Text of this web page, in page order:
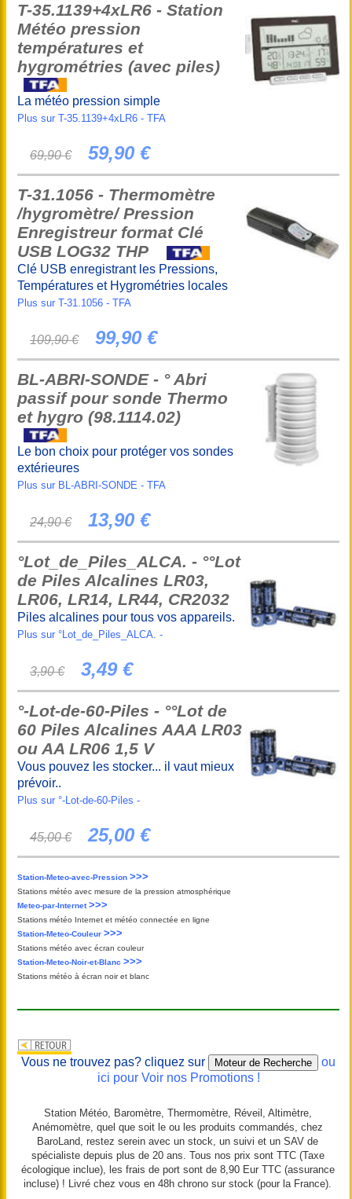
T-35.1139+4xLR6 - Station
Météo pression
températures et
hygrométries (avec piles)
La météo pression simple
Plus sur T-35.1139+4xLR6 - TFA
69,90 € 59,90 €
T-31.1056 - Thermomètre
/hygromètre/ Pression
Enregistreur format Clé
USB LOG32 THP
Clé USB enregistrant les Pressions,
Températures et Hygrométries locales
Plus sur T-31.1056 - TFA
109,90 € 99,90 €
BL-ABRI-SONDE - ° Abri
passif pour sonde Thermo
et hygro (98.1114.02)
Le bon choix pour protéger vos sondes
extérieures
Plus sur BL-ABRI-SONDE - TFA
24,90 € 13,90 €
°Lot_de_Piles_ALCA. - °°Lot
de Piles Alcalines LR03,
LR06, LR14, LR44, CR2032
Piles alcalines pour tous vos appareils.
Plus sur °Lot_de_Piles_ALCA. -
3,90 € 3,49 €
°-Lot-de-60-Piles - °°Lot de
60 Piles Alcalines AAA LR03
ou AA LR06 1,5 V
Vous pouvez les stocker... il vaut mieux
prévoir..
Plus sur °-Lot-de-60-Piles -
45,00 € 25,00 €
Station-Meteo-avec-Pression >>>
Stations météo avec mesure de la pression atmosphérique
Meteo-par-Internet >>>
Stations météo Internet et météo connectée en ligne
Station-Meteo-Couleur >>>
Stations météo avec écran couleur
Station-Meteo-Noir-et-Blanc >>>
Stations météo à écran noir et blanc
Vous ne trouvez pas? cliquez sur
ou
ici pour Voir nos Promotions !
Station Météo, Baromètre, Thermomètre, Réveil, Altimètre,
Anémomètre, quel que soit le ou les produits commandés, chez
BaroLand, restez serein avec un stock, un suivi et un SAV de
spécialiste depuis plus de 20 ans. Tous nos prix sont TTC (Taxe
écologique inclue), les frais de port sont de 8,90 Eur TTC (assurance
incluse) ! Livré chez vous en 48h chrono sur stock (pour la France).